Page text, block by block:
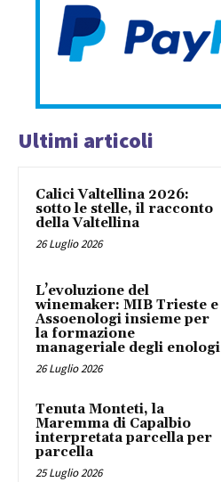
Ultimi articoli
Calici Valtellina 2026:
sotto le stelle, il racconto
della Valtellina
26 Luglio 2026
L’evoluzione del
winemaker: MIB Trieste e
Assoenologi insieme per
la formazione
manageriale degli enologi
26 Luglio 2026
Tenuta Monteti, la
Maremma di Capalbio
interpretata parcella per
parcella
25 Luglio 2026